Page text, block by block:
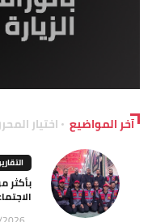
آخر المواضيع اختيار